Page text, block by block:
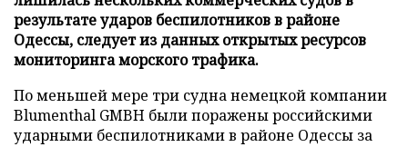
результате ударов беспилотников в районе
Одессы, следует из данных открытых ресурсов
мониторинга морского трафика.
По меньшей мере три судна немецкой компании
Blumenthal GMBH были поражены российскими
ударными беспилотниками в районе Одессы за